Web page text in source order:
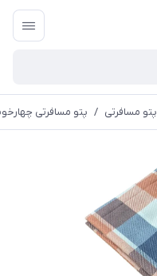
پتو مسافرتی / پتو مسافرتی